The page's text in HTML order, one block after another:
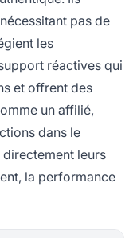
pas de
les
réactives qui
et offrent des
un affilié,
dans le
leurs
la performance